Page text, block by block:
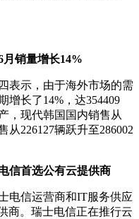
销量增长14%
示，由于海外市场的需
增长了14%，达354409
，现代韩国国内销售从
从226127辆跃升至286002
信首选公有云提供商
信运营商和IT服务供应
商。瑞士电信正在推行云